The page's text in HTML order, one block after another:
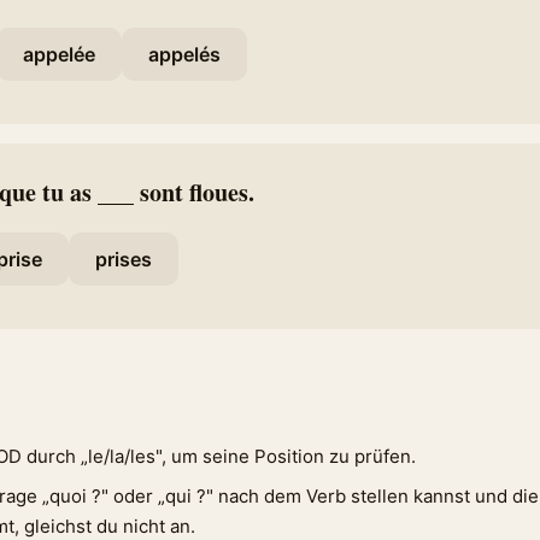
appelée appelés
tu as ___ sont floues.
prises
durch „le/la/les", um seine Position zu prüfen.
„quoi ?" oder „qui ?" nach dem Verb stellen kannst und
gleichst du nicht an.